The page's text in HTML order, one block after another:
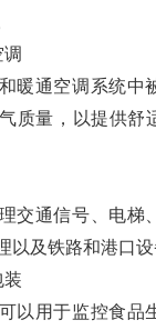
暖通空调系统中
质量，以提供舒
交通信号、电梯
以及铁路和港口设
装
以用于监控食品